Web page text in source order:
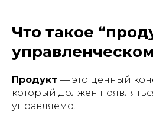
Что такое
Продукт — это ценный
который должен
управляемо.